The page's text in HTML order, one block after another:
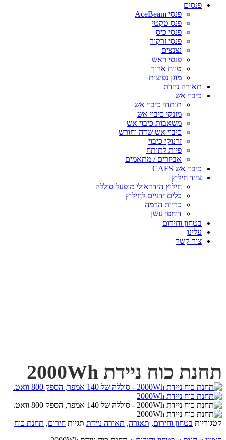
פנסים
פנסי AceBeam
פנס טקטי
פנסי כיס
פנסי זרקור
נצנצים
פנסי ראש
טווח ארוך
מוגן נפיצות
תאורה ניידת
כיבוי אש
תותחי כיבוי אש
מזנקי כיבוי אש
משאבות כיבוי אש
כיבוי אש שדה וחורש
זרנוקי כיבוי
פיות לתותח
אביזרים / מתאמים
כיבוי אש CAFS
ציוד חילוץ
חילוץ הידראולי מופעל סוללה
כלים ידניים לחילוץ
כריות הרמה
דוחפי עשן
בטחון וחירום
עלינו
צור קשר
תחנת כוח ניידת 2000Wh
קטגוריות בטחון וחירום, תאורה, תאורה ניידת תגיות חירום, תחנת כוח